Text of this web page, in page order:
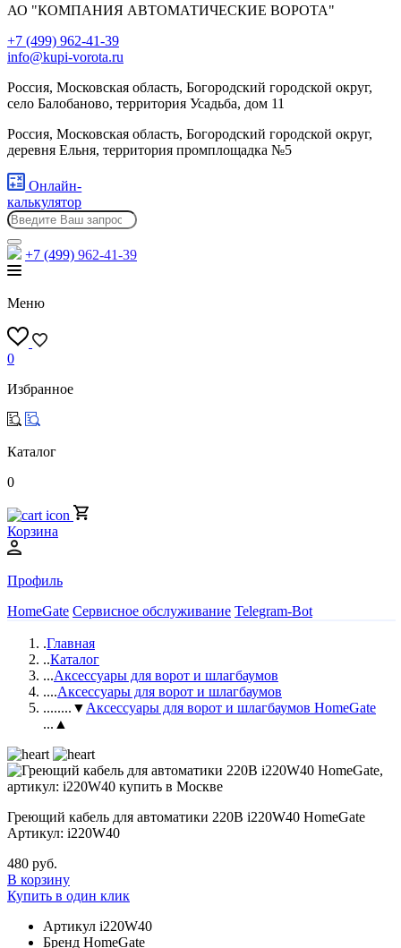
АО "КОМПАНИЯ АВТОМАТИЧЕСКИЕ ВОРОТА"
+7 (499) 962-41-39
info@kupi-vorota.ru
Россия, Московская область, Богородский городской округ,
село Балобаново, территория Усадьба, дом 11
Россия, Московская область, Богородский городской округ,
деревня Ельня, территория промплощадка №5
Онлайн-
калькулятор
+7 (499) 962-41-39
Меню
0
Избранное
Каталог
0
Корзина
Профиль
HomeGate Сервисное обслуживание Telegram-Bot
.Главная
..Каталог
...Аксессуары для ворот и шлагбаумов
....Аксессуары для ворот и шлагбаумов
........▼ Аксессуары для ворот и шлагбаумов HomeGate
...▲
Греющий кабель для автоматики 220В i220W40 HomeGate
Артикул: i220W40
480 руб.
В корзину
Купить в один клик
Артикул i220W40
Бренд HomeGate